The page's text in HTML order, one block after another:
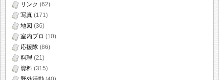
リンク (62)
写真 (171)
地図 (36)
室内プロ (10)
応援隊 (86)
料理 (21)
資料 (315)